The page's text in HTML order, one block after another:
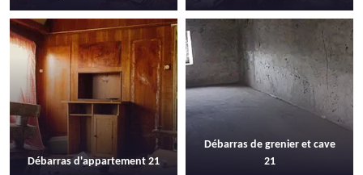
Débarras d'appartement 21
Débarras de grenier et cave
21